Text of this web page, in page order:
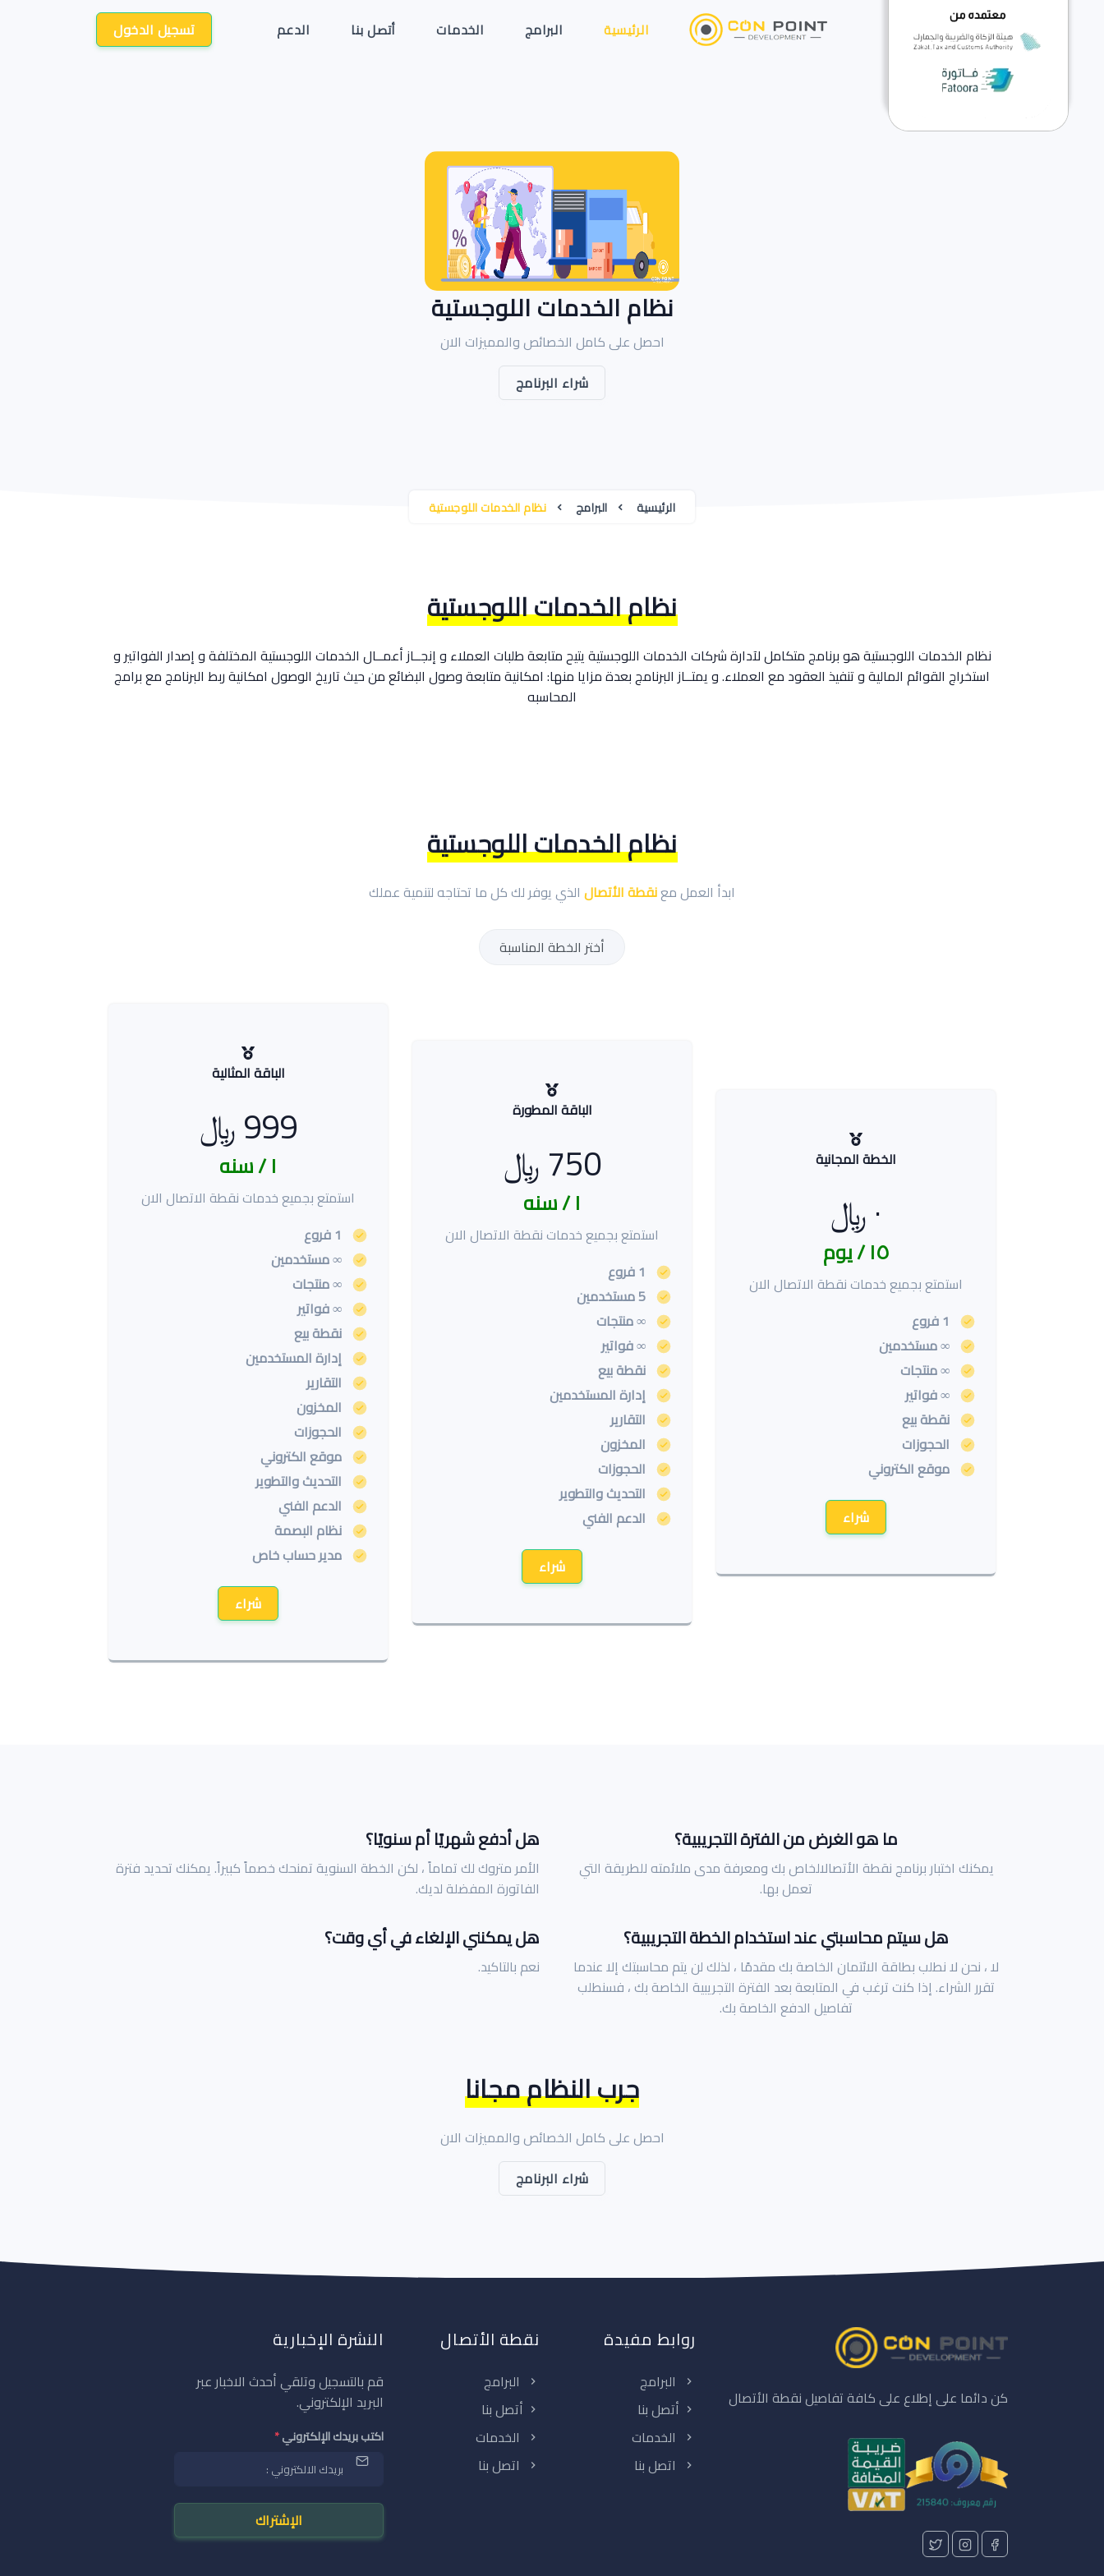
تسجيل الدخول الرئيسية البرامج الخدمات أتصل بنا الدعم
نظام الخدمات اللوجستية
احصل على كامل الخصائص والمميزات الان
شراء البرنامج
الرئيسية البرامج نظام الخدمات اللوجستية
نظام الخدمات اللوجستية
نظام الخدمات اللوجستية هو برنامج متكامل لآدارة شركات الخدمات اللوجستية يتيح متابعة طلبات العملاء و إنجــاز أعمــال الخدمات اللوجستية المختلفة و إصدار الفواتير و
استخراج القوائم المالية و تنفيذ العقود مع العملاء. و يمتــاز البرنامج بعدة مزايا منها: امكانية متابعة وصول البضائع من حيث تاريخ الوصول امكانية ربط البرنامج مع برامج
المحاسبه
نظام الخدمات اللوجستية
ابدأ العمل معنقطة الأتصال الذي يوفر لك كل ما تحتاجه لتنمية عملك
أختر الخطة المناسبة
الخطة المجانية
٠ ﷼
١٥ / يوم
استمتع بجميع خدمات نقطة الاتصال الان
∞ مستخدمين
∞ منتجات
∞ فواتير
نقطة بيع
الحجوزات
موقع الكتروني
شراء
الباقة المطورة
750 ﷼
١ / سنه
استمتع بجميع خدمات نقطة الاتصال الان
∞ منتجات
∞ فواتير
نقطة بيع
إدارة المستخدمين
التقارير
المخزون
الحجوزات
التحديث والتطوير
الدعم الفني
شراء
الباقة المثالية
999 ﷼
١ / سنه
استمتع بجميع خدمات نقطة الاتصال الان
∞ مستخدمين
∞ منتجات
∞ فواتير
نقطة بيع
إدارة المستخدمين
التقارير
المخزون
الحجوزات
موقع الكتروني
التحديث والتطوير
الدعم الفني
نظام البصمة
مدير حساب خاص
شراء
ما هو الغرض من الفترة التجريبية؟
يمكنك اختبار برنامج نقطة الأتصالالخاص بك ومعرفة مدى ملائمته للطريقة التي
تعمل بها.
هل أدفع شهريًا أم سنويًا؟
الأمر متروك لك تماماً ، لكن الخطة السنوية تمنحك خصماً كبيراً. يمكنك تحديد فترة
الفاتورة المفضلة لديك.
هل سيتم محاسبتي عند استخدام الخطة التجريبية؟
لا ، نحن لا نطلب بطاقة الائتمان الخاصة بك مقدمًا ، لذلك لن يتم محاسبتك إلا عندما
تقرر الشراء. إذا كنت ترغب في المتابعة بعد الفترة التجريبية الخاصة بك ، فسنطلب
تفاصيل الدفع الخاصة بك.
هل يمكنني الإلغاء في أي وقت؟
نعم بالتاكيد.
جرب النظام مجانا
احصل على كامل الخصائص والمميزات الان
شراء البرنامج
كن دائما على إطلاع على كافة تفاصيل نقطة الأتصال
روابط مفيدة
البرامج
أتصل بنا
الخدمات
اتصل بنا
نقطة الأتصال
البرامج
أتصل بنا
الخدمات
اتصل بنا
النشرة الإخبارية
قم بالتسجيل وتلقي أحدث الاخبار عبر
البريد الإلكتروني.
اكتب بريدك الإلكتروني*